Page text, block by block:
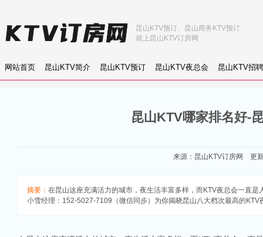
网站首页 昆山KTV简介 昆山KTV预订 昆山KTV夜总会 昆山KTV招聘
昆山KTV预订、昆山商务KTV预订
就上昆山KTV订房网
昆山KTV哪家排名好-
来源： 昆山KTV订房网 更
摘要： 在昆山这座充满活力的城市，夜生活丰富多样，而KTV夜总会一直
小雪经理：152-5027-7109（微信同步）为你揭晓昆山八大档次最高的KTV